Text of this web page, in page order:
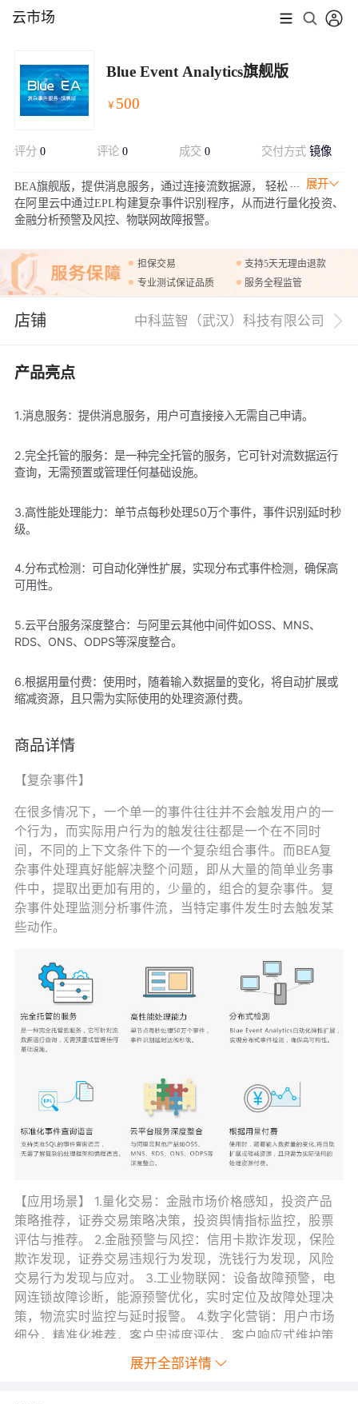
云市场
Blue Event Analytics旗舰版
￥ 500
评分 0 评论 0 成交 0 交付方式镜像
展开
BEA旗舰版，提供消息服务，通过连接流数据源， 轻松
在阿里云中通过EPL构建复杂事件识别程序，从而进行量化投资、
金融分析预警及风控、物联网故障报警。
担保交易
支持5天无理由退款
专业测试保证品质
服务全程监管
店铺 中科蓝智（武汉）科技有限公司
产品亮点
1.消息服务：提供消息服务，用户可直接接入无需自己申请。
2.完全托管的服务：是一种完全托管的服务，它可针对流数据运行
查询，无需预置或管理任何基础设施。
3.高性能处理能力：单节点每秒处理50万个事件，事件识别延时秒
级。
4.分布式检测：可自动化弹性扩展，实现分布式事件检测，确保高
可用性。
5.云平台服务深度整合：与阿里云其他中间件如OSS、MNS、
RDS、ONS、ODPS等深度整合。
6.根据用量付费：使用时，随着输入数据量的变化，将自动扩展或
缩减资源，且只需为实际使用的处理资源付费。
商品详情
【复杂事件】
在很多情况下，一个单一的事件往往并不会触发用户的一
个行为，而实际用户行为的触发往往都是一个在不同时
间，不同的上下文条件下的一个复杂组合事件。而BEA复
杂事件处理真好能解决整个问题，即从大量的简单业务事
件中，提取出更加有用的，少量的，组合的复杂事件。复
杂事件处理监测分析事件流，当特定事件发生时去触发某
些动作。
【应用场景】 1.量化交易：金融市场价格感知，投资产品
策略推荐，证券交易策略决策，投资舆情指标监控，股票
评估与推荐。 2.金融预警与风控：信用卡欺诈发现，保险
欺诈发现，证券交易违规行为发现，洗钱行为发现，风险
交易行为发现与应对。 3.工业物联网：设备故障预警，电
网连锁故障诊断，能源预警优化，实时定位及故障处理决
策，物流实时监控与延时报警。 4.数字化营销：用户市场
细分，精准化推荐，客户忠诚度评估，客户响应式维护策
展开全部详情